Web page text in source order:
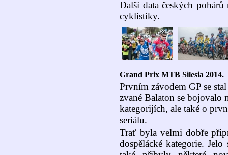
Další data českých pohárů
cyklistiky.
Grand Prix MTB Silesia 2014.
Prvním závodem GP se
zvané Balaton se
kategorijích, ale také o
seriálu.
Trať byla velmi dobře
dospělácké kategorie.